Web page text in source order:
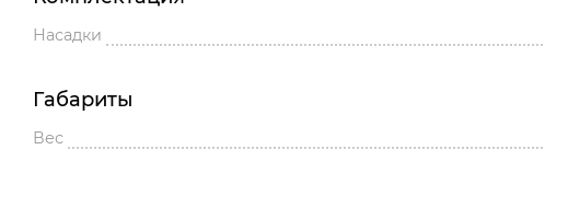
Насадки
Габариты
Вес